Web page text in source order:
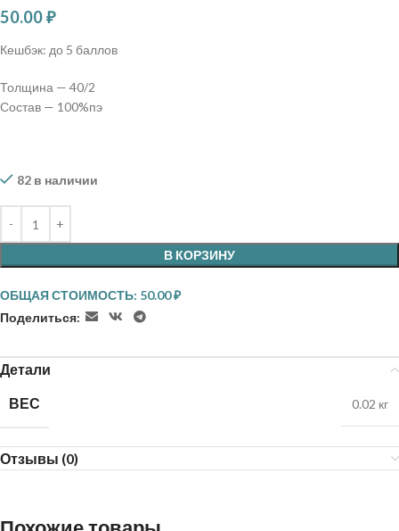
50.00₽
Кешбэк: до 5 баллов
Толщина — 40/2
Состав — 100%пэ
82 в наличии
В КОРЗИНУ
ОБЩАЯ СТОИМОСТЬ: 50.00₽
Поделиться:
Детали
ВЕС
0.02 кг
Отзывы (0)